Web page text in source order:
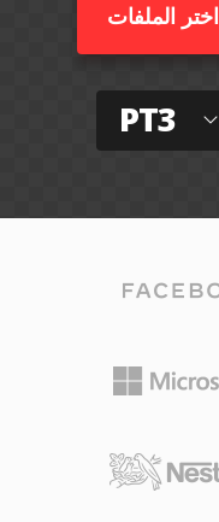
اختر الملفات
PT3